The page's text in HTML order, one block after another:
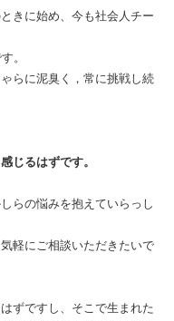
きに始め、今も社会人チー
。
らに泥臭く，常に挑戦し続
じるはずです。
らの悩みを抱えていらっし
軽にご相談いただきたいで
ずですし、そこで生まれた